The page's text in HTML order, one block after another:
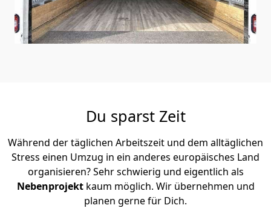
Du sparst Zeit
Während der täglichen Arbeitszeit und dem alltäglichen
Stress einen Umzug in ein anderes europäisches Land
organisieren? Sehr schwierig und eigentlich als
Nebenprojekt kaum möglich. Wir übernehmen und
planen gerne für Dich.